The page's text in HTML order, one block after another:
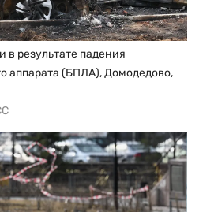
результате падения
аппарата (БПЛА), Домодедово,